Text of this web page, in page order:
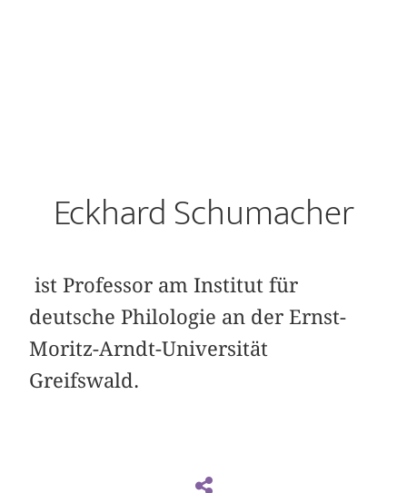
Eckhard Schumacher
ist Professor am Institut für
deutsche Philologie an der Ernst-
Moritz-Arndt-Universität
Greifswald.